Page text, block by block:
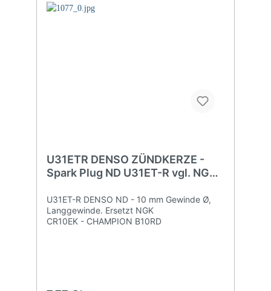
U31ETR DENSO ZÜNDKERZE -
Spark Plug ND U31ET-R vgl. NGK
U31ET-R DENSO ND - 10 mm Gewinde Ø,
Langgewinde. Ersetzt NGK
CR10EK - CHAMPION B10RD